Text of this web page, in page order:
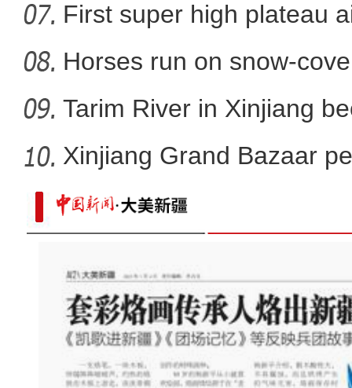
First super high plateau
Horses run on snow-
Tarim River in Xinjiang
Xinjiang Grand Bazaar